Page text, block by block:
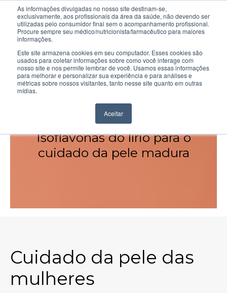
As informações divulgadas no nosso site destinam-se,
exclusivamente, aos profissionais da área da saúde, não devendo ser
utilizadas pelo consumidor final sem o acompanhamento profissional.
Procure sempre seu médico/nutricionista/farmacêutico para maiores
informações.
Este site armazena cookies em seu computador. Esses cookies são
usados para coletar informações sobre como você interage com
nosso site e nos permite lembrar de você. Usamos essas informações
para melhorar e personalizar sua experiência e para análises e
métricas sobre nossos visitantes, tanto nesse site quanto em outras
mídias.
Aceitar
IRIS ISO® (SILAB)
Isoflavonas do lírio para o
cuidado da pele madura
Cuidado da pele das
mulheres